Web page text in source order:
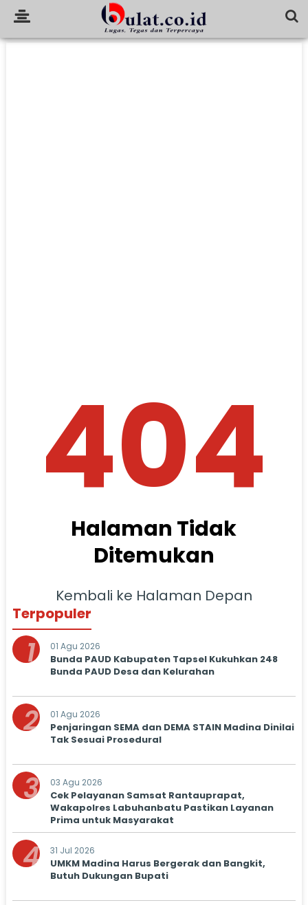
404
Halaman Tidak
Ditemukan
Kembali ke Halaman Depan
Terpopuler
1 01 Agu 2026
Bunda PAUD Kabupaten Tapsel Kukuhkan 248
Bunda PAUD Desa dan Kelurahan
2 01 Agu 2026
Penjaringan SEMA dan DEMA STAIN Madina Dinilai
Tak Sesuai Prosedural
3 03 Agu 2026
Cek Pelayanan Samsat Rantauprapat,
Wakapolres Labuhanbatu Pastikan Layanan
Prima untuk Masyarakat
4 31 Jul 2026
UMKM Madina Harus Bergerak dan Bangkit,
Butuh Dukungan Bupati